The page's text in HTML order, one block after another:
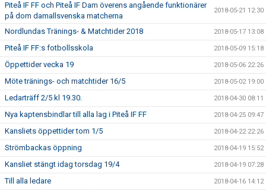
Piteå IF FF och Piteå IF Dam överens angående funktionärer
på dom damallsvenska matcherna
2018-05-21 12:30
Nordlundas Tränings- & Matchtider 2018 2018-05-17 13:08
Piteå IF FF:s fotbollsskola 2018-05-09 15:18
Öppettider vecka 19 2018-05-06 22:26
Möte tränings- och matchtider 16/5 2018-05-02 19:00
Ledarträff 2/5 kl 19.30. 2018-04-30 08:11
Nya kaptensbindlar till alla lag i Piteå IF FF 2018-04-25 09:47
Kansliets öppettider tom 1/5 2018-04-22 22:26
Strömbackas öppning 2018-04-19 15:52
Kansliet stängt idag torsdag 19/4 2018-04-19 07:28
Till alla ledare 2018-04-16 14:12